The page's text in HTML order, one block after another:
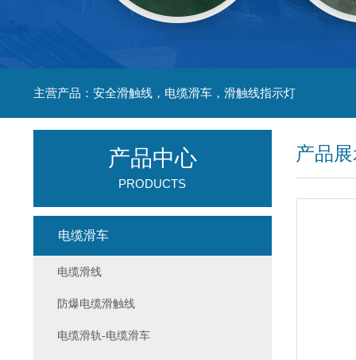
主营产品：安全滑触线，电缆滑车，滑触线指示灯
产品
产品中心
PRODUCTS
电缆滑车
电缆滑线
防爆电缆滑触线
电缆滑轨-电缆滑车